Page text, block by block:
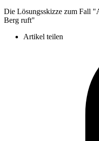
Die Lösungsskizze zum Fall
Berg ruft"
Artikel teilen